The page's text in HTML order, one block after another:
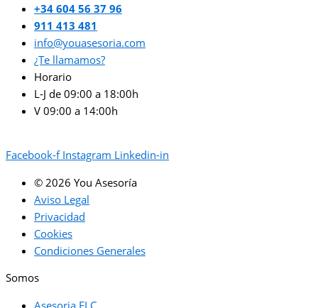
+34 604 56 37 96
911 413 481
info@youasesoria.com
¿Te llamamos?
Horario
L-J de 09:00 a 18:00h
V 09:00 a 14:00h
Facebook-f Instagram Linkedin-in
© 2026 You Asesoría
Aviso Legal
Privacidad
Cookies
Condiciones Generales
Somos